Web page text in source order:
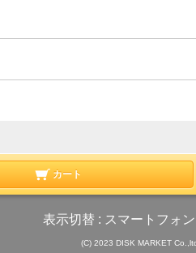
カート
表示切替 : スマートフォン
(C) 2023 DISK MARKET